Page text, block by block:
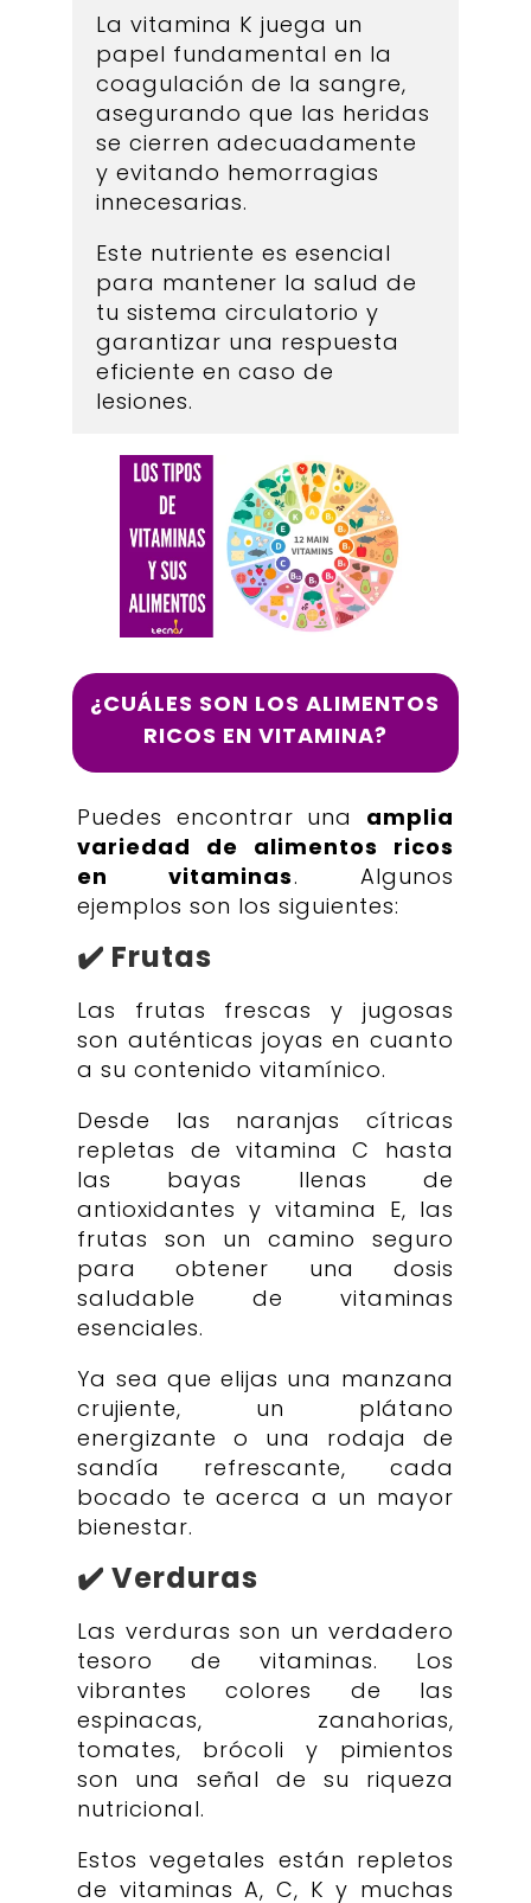
La vitamina K juega un
papel fundamental en la
coagulación de la sangre,
asegurando que las heridas
se cierren adecuadamente
y evitando hemorragias
innecesarias.
Este nutriente es esencial
para mantener la salud de
tu sistema circulatorio y
garantizar una respuesta
eficiente en caso de
lesiones.
¿CUÁLES SON LOS ALIMENTOS
RICOS EN VITAMINA?
Puedes encontrar una amplia
variedad de alimentos ricos
en vitaminas. Algunos
ejemplos son los siguientes:
✔️ Frutas
Las frutas frescas y jugosas
son auténticas joyas en cuanto
a su contenido vitamínico.
Desde las naranjas cítricas
repletas de vitamina C hasta
las bayas llenas de
antioxidantes y vitamina E, las
frutas son un camino seguro
para obtener una dosis
saludable de vitaminas
esenciales.
Ya sea que elijas una manzana
crujiente, un plátano
energizante o una rodaja de
sandía refrescante, cada
bocado te acerca a un mayor
bienestar.
✔️ Verduras
Las verduras son un verdadero
tesoro de vitaminas. Los
vibrantes colores de las
espinacas, zanahorias,
tomates, brócoli y pimientos
son una señal de su riqueza
nutricional.
Estos vegetales están repletos
de vitaminas A, C, K y muchas